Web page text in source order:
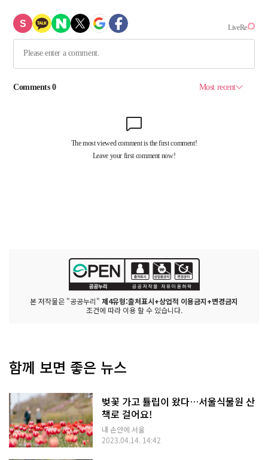
본 저작물은 "공공누리" 제4유형:출처표시+상업적 이용금지+변경금지
조건에 따라 이용 할 수 있습니다.
함께 보면 좋은 뉴스
벚꽃 가고 튤립이 왔다…서울식물원 산
책로 걸어요!
내 손안에 서울
2023.04.14. 14:42